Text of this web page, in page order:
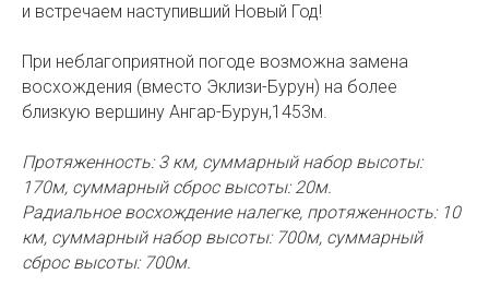
и встречаем наступивший Новый Год!
При неблагоприятной погоде возможна замена
восхождения (вместо Эклизи-Бурун) на более
близкую вершину Ангар-Бурун,1453м.
Протяженность: 3 км, суммарный набор высоты:
170м, суммарный сброс высоты: 20м.
Радиальное восхождение налегке, протяженность: 10
км, суммарный набор высоты: 700м, суммарный
сброс высоты: 700м.